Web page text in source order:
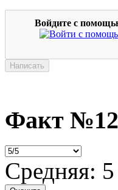
Войдите с
Факт
Средняя: 5